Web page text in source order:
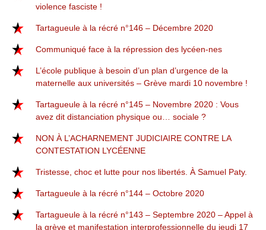
violence fasciste !
Tartagueule à la récré n°146 – Décembre 2020
Communiqué face à la répression des lycéen-nes
L’école publique à besoin d’un plan d’urgence de la
maternelle aux universités – Grève mardi 10 novembre !
Tartagueule à la récré n°145 – Novembre 2020 : Vous
avez dit distanciation physique ou… sociale ?
NON À L’ACHARNEMENT JUDICIAIRE CONTRE LA
CONTESTATION LYCÉENNE
Tristesse, choc et lutte pour nos libertés. À Samuel Paty.
Tartagueule à la récré n°144 – Octobre 2020
Tartagueule à la récré n°143 – Septembre 2020 – Appel à
la grève et manifestation interprofessionnelle du jeudi 17